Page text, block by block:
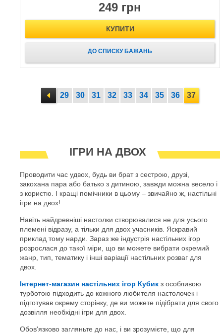
249 грн
КУПИТИ
ДО СПИСКУ БАЖАНЬ
29 30 31 32 33 34 35 36 37
ІГРИ НА ДВОХ
Проводити час удвох, будь ви брат з сестрою, друзі,
закохана пара або батько з дитиною, завжди можна весело і
з користю. І кращі помічники в цьому – звичайно ж, настільні
ігри на двох!
Навіть найдревніші настолки створювалися не для усього
племені відразу, а тільки для двох учасників. Яскравий
приклад тому нарди. Зараз же індустрія настільних ігор
розрослася до такої міри, що ви можете вибрати окремий
жанр, тип, тематику і інші варіації настільних розваг для
двох.
Інтернет-магазин настільних ігор Кубик з особливою
турботою підходить до кожного любителя настолочек і
підготував окрему сторінку, де ви можете підібрати для свого
дозвілля необхідні ігри для двох.
Обов'язково загляньте до нас, і ви зрозумієте, що для